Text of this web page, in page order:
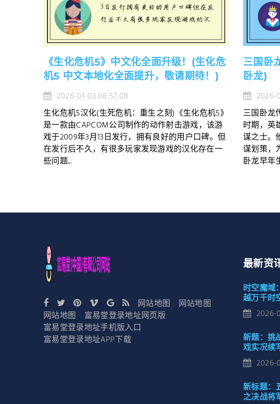
《生化危机5》中文化全面升级！(生化危
机5 中文本地化全面提升，敬请期待！)
2026-01-03 08:57:08
生化危机5汉化(生死危机：重生之刻)《生化危机5》
是一款由CAPCOM公司制作的动作射击游戏，该游
戏于2009年3月13日发行，拥有良好的用户口碑。但
在发行后不久，有很多玩家发现游戏的汉化存在一
些问题...
三国卧
卧龙)
2026-
三国卧龙
时期，英
谋之士。
谋划策，
卧龙早年
最新资
时空魔域
越万千时
2026-
新题：挑
戏实况续
2026-
新标题：
之决战将
网站地图
网站地图
网站地图
富易堂登录地址网页版
富易堂登录地址手机版入口
富易堂登录地址APP下载